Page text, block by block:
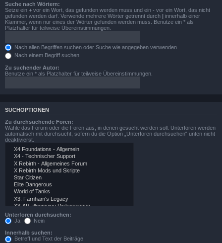
Suche nach Wörtern:
Setze ein + vor ein Wort, das gefunden werden muss und ein - vor ein Wort, das nicht
gefunden werden darf. Verwende mehrere Wörter getrennt durch | innerhalb einer
Klammer, wenn nur eines der Wörter gefunden werden muss. Benutze ein * als
Platzhalter für teilweise Übereinstimmungen.
Nach allen Begriffen suchen oder Suche wie angegeben verwenden
Nach einem Begriff suchen
Zu suchender Autor:
Benutze ein * als Platzhalter für teilweise Übereinstimmungen.
SUCHOPTIONEN
Zu durchsuchende Foren:
Wähle das Forum oder die Foren aus, in denen gesucht werden soll. Unterforen werden
automatisch mit durchsucht, sofern du die Option „Unterforen durchsuchen“ unten nicht
deaktivierst.
Unterforen durchsuchen:
Ja
Nein
Innerhalb suchen:
Betreff und Text der Beiträge